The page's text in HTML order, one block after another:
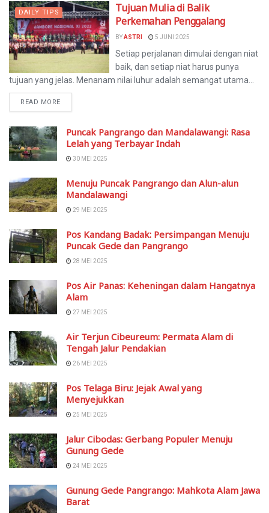
DAILY TIPS
Tujuan Mulia di Balik
Perkemahan Penggalang
BYASTRI 5 JUNI 2025
Setiap perjalanan dimulai dengan niat
baik, dan setiap niat harus punya
tujuan yang jelas. Menanam nilai luhur adalah semangat utama...
READ MORE
Puncak Pangrango dan Mandalawangi: Rasa
Lelah yang Terbayar Indah
30 MEI 2025
Menuju Puncak Pangrango dan Alun-alun
Mandalawangi
29 MEI 2025
Pos Kandang Badak: Persimpangan Menuju
Puncak Gede dan Pangrango
28 MEI 2025
Pos Air Panas: Keheningan dalam Hangatnya
Alam
27 MEI 2025
Air Terjun Cibeureum: Permata Alam di
Tengah Jalur Pendakian
26 MEI 2025
Pos Telaga Biru: Jejak Awal yang
Menyejukkan
25 MEI 2025
Jalur Cibodas: Gerbang Populer Menuju
Gunung Gede
24 MEI 2025
Gunung Gede Pangrango: Mahkota Alam Jawa
Barat